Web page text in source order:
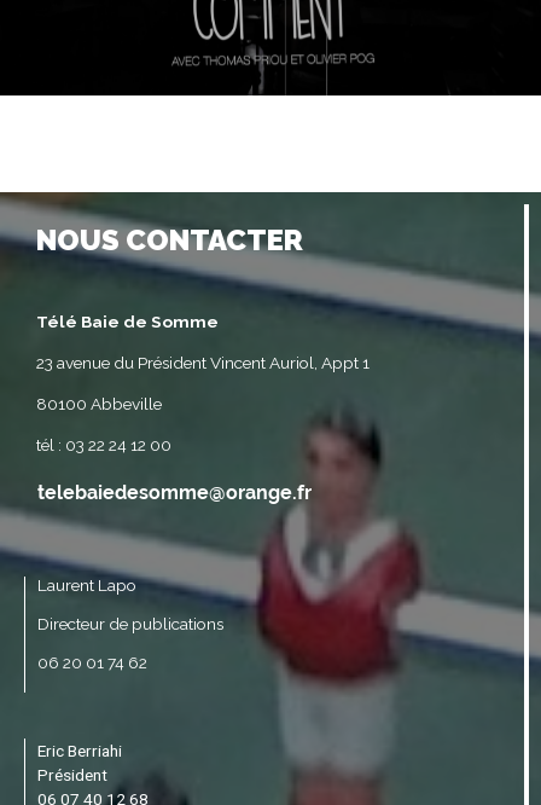
NOUS CONTACTER
Télé Baie de Somme
23 avenue du Président Vincent Auriol, Appt 1
80100 Abbeville
tél : 03 22 24 12 00
Laurent Lapo
Directeur de publications
06 20 01 74 62
Eric Berriahi
Président
06 07 40 12 68